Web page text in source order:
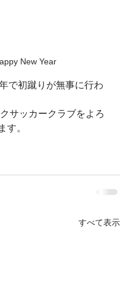
New Year
で初蹴りが無事に行わ
サッカークラブをよろ
す。
すべて表示